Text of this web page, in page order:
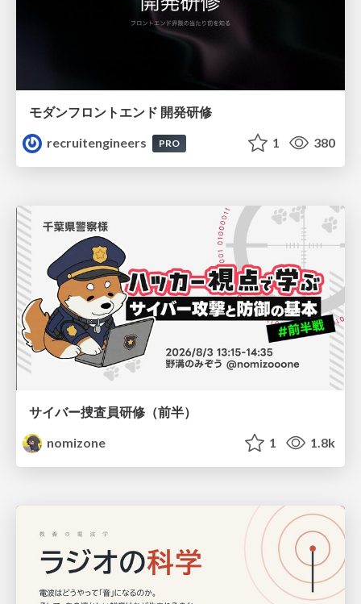
モダンフロントエンド 開発研修
recruitengineers
PRO 1 380
サイバー捜査員研修（前半）
nomizone
1 1.8k